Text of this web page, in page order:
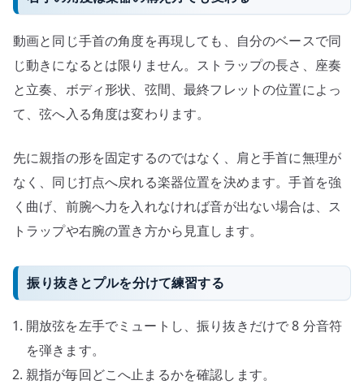
動画と同じ手首の角度を再現しても、自分のベースで同
じ動きになるとは限りません。ストラップの長さ、座奏
と立奏、ボディ形状、弦間、最終フレットの位置によっ
て、弦へ入る角度は変わります。
先に親指の形を固定するのではなく、肩と手首に無理が
なく、同じ打点へ戻れる楽器位置を決めます。手首を強
く曲げ、前腕へ力を入れなければ音が出ない場合は、ス
トラップや右腕の置き方から見直します。
振り抜きとプルを分けて練習する
開放弦を左手でミュートし、振り抜きだけで 8 分音符
を弾きます。
親指が毎回どこへ止まるかを確認します。